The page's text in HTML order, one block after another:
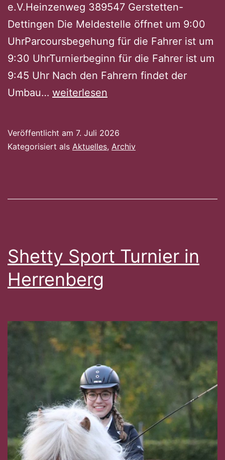
e.V.Heinzenweg 389547 Gerstetten-
Dettingen Die Meldestelle öffnet um 9:00
UhrParcoursbegehung für die Fahrer ist um
9:30 UhrTurnierbeginn für die Fahrer ist um
9:45 Uhr Nach den Fahrern findet der
Umbau… Shetty
in
weiterlesen
Veröffentlicht am 7. Juli 2026
Kategorisiert als Aktuelles, Archiv
Shetty Sport Turnier in
Herrenberg